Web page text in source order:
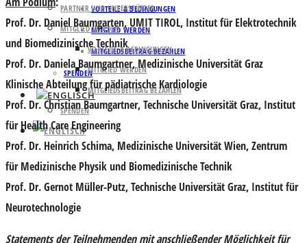
VORTEILE & BEDINGUNGEN
MITGLIED WERDEN
MITGLIEDSBEITRAG BEZAHLEN
SPENDEN
PARTNER UND UNTERSTÜTZER
MITGLIED WERDEN
VORTEILE & BEDINGUNGEN
MITGLIED WERDEN
MITGLIEDSBEITRAG BEZAHLEN
SPENDEN
Prof. Dr. Daniel Baumgarten, UMIT TIROL, Institut für Elektrotechnik
und Biomedizinische Technik
Prof. Dr. Daniela Baumgartner, Medizinische Universität Graz
Klinische Abteilung für pädiatrische Kardiologie
Prof. Dr. Christian Baumgartner, Technische Universität Graz, Institut
für Health Care Engineering
Prof. Dr. Heinrich Schima, Medizinische Universität Wien, Zentrum
für Medizinische Physik und Biomedizinische Technik
Prof. Dr. Gernot Müller-Putz, Technische Universität Graz, Institut für
Neurotechnologie
Statements der Teilnehmenden mit anschließender Möglichkeit für